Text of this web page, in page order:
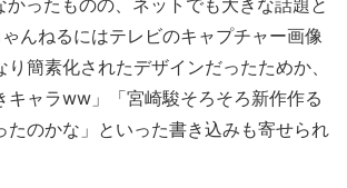
ったものの、ネットでも大きな話題と
んねるにはテレビのキャプチャー画像
簡素化されたデザインだったためか、
キャラww」「宮崎駿そろそろ新作作る
たのかな」といった書き込みも寄せられ